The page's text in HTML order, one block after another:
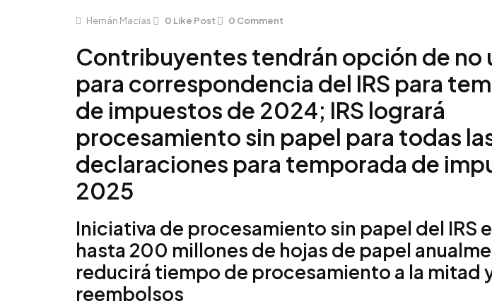
Hernán Macías 0 Like Post 0 Comment
Contribuyentes tendrán opción de no
para correspondencia del IRS para
de impuestos de 2024; IRS logrará
procesamiento sin papel para todas
declaraciones para temporada de
2025
Iniciativa de procesamiento sin papel del IRS
hasta 200 millones de hojas de papel
reducirá tiempo de procesamiento a la mitad
reembolsos